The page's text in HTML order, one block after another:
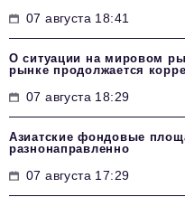
07 августа 18:41
О ситуации на мировом
рынке продолжается
07 августа 18:29
Азиатские фондовые
разнонаправленно
07 августа 17:29